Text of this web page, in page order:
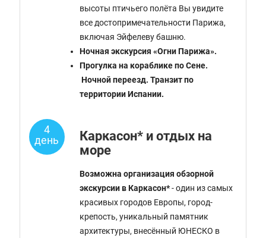
высоты птичьего полёта Вы увидите
все достопримечательности Парижа,
включая Эйфелеву башню.
Ночная экскурсия «Огни Парижа».
Прогулка на кораблике по Сене.
Ночной переезд. Транзит по
территории Испании.
4
день
Каркасон* и отдых на
море
Возможна организация обзорной
экскурсии в Каркасон*- один из самых
красивых городов Европы, город-
крепость, уникальный памятник
архитектуры, внесённый ЮНЕСКО в